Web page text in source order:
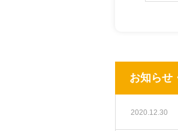
お知らせ
2020.12.30